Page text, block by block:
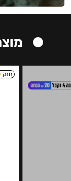
חזק